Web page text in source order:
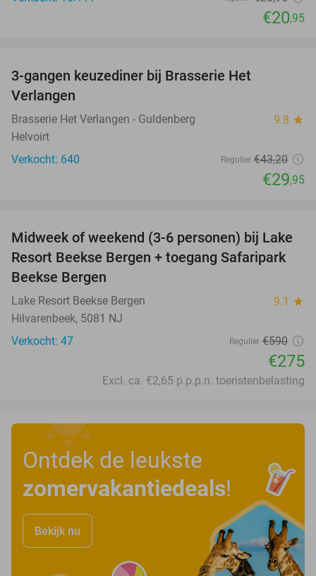
€20,95
3-gangen keuzediner bij Brasserie Het
Verlangen
Brasserie Het Verlangen - Guldenberg 9.8 star
Helvoirt
Verkocht: 640
Regulier €43,20
€29,95
53%
Midweek of weekend (3-6 personen) bij Lake
Resort Beekse Bergen + toegang Safaripark
Beekse Bergen
Lake Resort Beekse Bergen 9.1 star
Hilvarenbeek, 5081 NJ
Verkocht: 47
Regulier €590
€275
Excl. ca. €2,65 p.p.p.n. toeristenbelasting
Ontdek de leukste
zomervakantiedeals!
Bekijk nu